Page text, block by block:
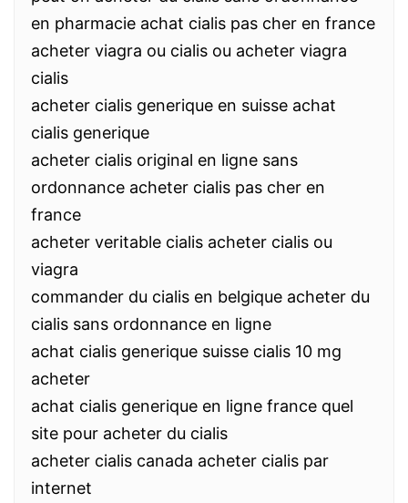
en pharmacie achat cialis pas cher en france
acheter viagra ou cialis ou acheter viagra
cialis
acheter cialis generique en suisse achat
cialis generique
acheter cialis original en ligne sans
ordonnance acheter cialis pas cher en
france
acheter veritable cialis acheter cialis ou
viagra
commander du cialis en belgique acheter du
cialis sans ordonnance en ligne
achat cialis generique suisse cialis 10 mg
acheter
achat cialis generique en ligne france quel
site pour acheter du cialis
acheter cialis canada acheter cialis par
internet